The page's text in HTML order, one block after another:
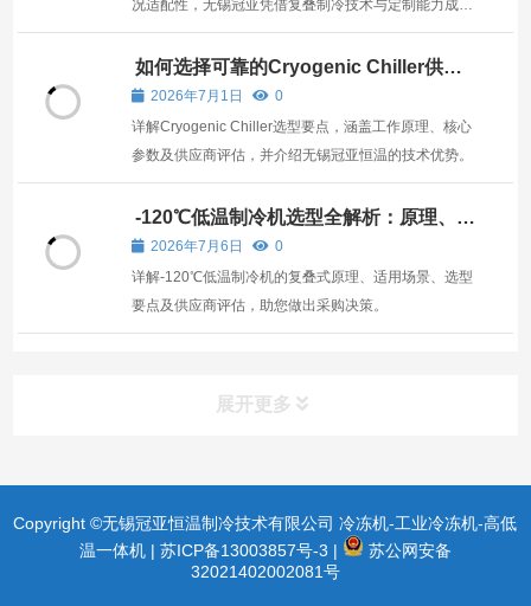
况适配性，无锡冠亚凭借复叠制冷技术与定制能力成为
多行业可靠选择。
如何选择可靠的Cryogenic Chiller供应
商？技术要点与选型指南
2026年7月1日
0
详解Cryogenic Chiller选型要点，涵盖工作原理、核心
参数及供应商评估，并介绍无锡冠亚恒温的技术优势。
-120℃低温制冷机选型全解析：原理、场
景与供应商评估指南
2026年7月6日
0
详解-120℃低温制冷机的复叠式原理、适用场景、选型
要点及供应商评估，助您做出采购决策。
展开更多
Copyright ©无锡冠亚恒温制冷技术有限公司 冷冻机-工业冷冻机-高低
温一体机 | 苏ICP备13003857号-3 |
苏公网安备
32021402002081号